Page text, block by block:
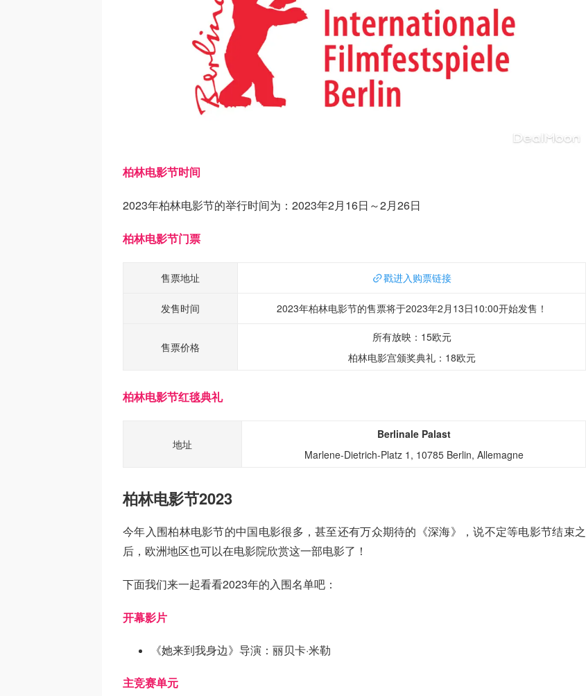
柏林电影节时间
2023年柏林电影节的举行时间为：2023年2月16日～2月26日
柏林电影节门票
售票地址 戳进入购票链接
发售时间 2023年柏林电影节的售票将于2023年2月13日10:00开始发售！
售票价格
所有放映：15欧元
柏林电影宫颁奖典礼：18欧元
柏林电影节红毯典礼
地址
Berlinale Palast
Marlene-Dietrich-Platz 1, 10785 Berlin, Allemagne
柏林电影节2023
今年入围柏林电影节的中国电影很多，甚至还有万众期待的《深海》，说不定等电影节结束之
后，欧洲地区也可以在电影院欣赏这一部电影了！
下面我们来一起看看2023年的入围名单吧：
开幕影片
《她来到我身边》导演：丽贝卡·米勒
主竞赛单元